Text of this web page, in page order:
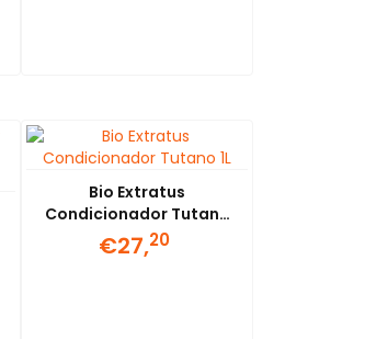
Bio Extratus
Condicionador Tutano
1L
€27,20